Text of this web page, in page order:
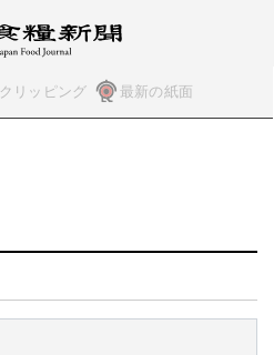
クリッピング 最新の紙面